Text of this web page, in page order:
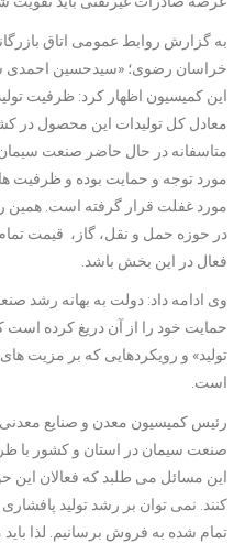
به گزارش روابط عمومی اتاق
خراسان رضوی؛ «سیدحسین احمدی
این کمیسیون اظهار کرد: ظرفیت
متاسفانه در حال حاضر صنعت
مورد توجه و حمایت بوده و ظرفیت
مورد غفلت قرار گرفته است. همین
در حوزه حمل و نقل، گاز، قیمت
فعال در این بخش باشد.
وی ادامه داد: دولت به بهانه رشد
حمایت خود را از آن دریغ کرده
تولید» و رویکردهایی که بر مزیت
است.
رئیس کمیسیون معدن و صنایع
صنعت سیمان در استان و کشور با
این مسائل می طلبد که فعالان این
کنند. نمی توان بر رشد تولید
تمام شده به فروش برسانیم. لذا باید